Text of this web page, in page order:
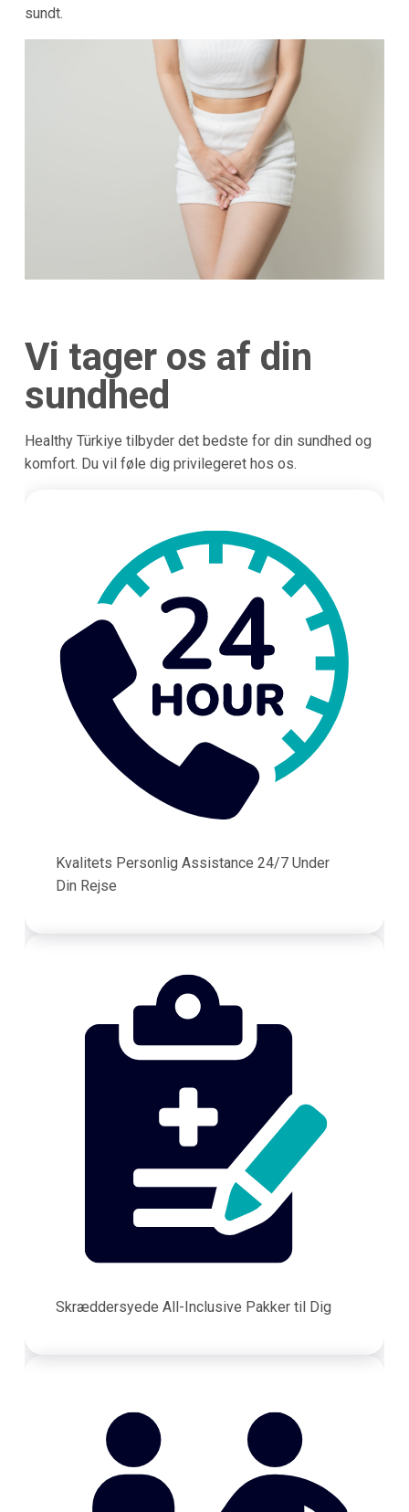
sundt.
Vi tager os af din
sundhed
Healthy Türkiye tilbyder det bedste for din sundhed og
komfort. Du vil føle dig privilegeret hos os.
Kvalitets Personlig Assistance 24/7 Under
Din Rejse
Skræddersyede All-Inclusive Pakker til Dig